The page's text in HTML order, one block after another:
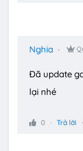
Nghia
Đã update
lại nhé
0 Trả lời